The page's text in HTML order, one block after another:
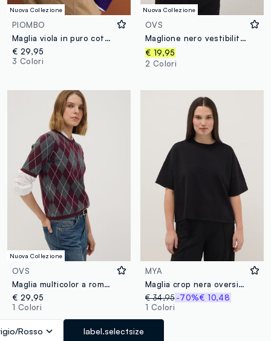
Nuova Collezione
PIOMBO
Maglia viola in puro cotone a trecce con girocollo
€ 29,95
3 Colori
Nuova Collezione
OVS
Maglione nero vestibilità fitted
€ 19,95
2 Colori
Nuova Collezione
OVS
Maglia multicolor a rombi con girocollo regular fit
€ 29,95
1 Colori
Rosso label.selectsize
MYA
Maglia crop nera oversize fit con collo rotondo
€ 34,95 -70%€ 10,48
1 Colori